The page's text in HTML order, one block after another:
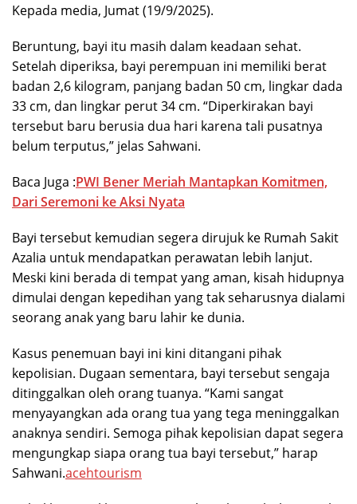
Kepada media, Jumat (19/9/2025).
Beruntung, bayi itu masih dalam keadaan sehat.
Setelah diperiksa, bayi perempuan ini memiliki berat
badan 2,6 kilogram, panjang badan 50 cm, lingkar dada
33 cm, dan lingkar perut 34 cm. “Diperkirakan bayi
tersebut baru berusia dua hari karena tali pusatnya
belum terputus,” jelas Sahwani.
Baca Juga :PWI Bener Meriah Mantapkan Komitmen,
Dari Seremoni ke Aksi Nyata
Bayi tersebut kemudian segera dirujuk ke Rumah Sakit
Azalia untuk mendapatkan perawatan lebih lanjut.
Meski kini berada di tempat yang aman, kisah hidupnya
dimulai dengan kepedihan yang tak seharusnya dialami
seorang anak yang baru lahir ke dunia.
Kasus penemuan bayi ini kini ditangani pihak
kepolisian. Dugaan sementara, bayi tersebut sengaja
ditinggalkan oleh orang tuanya. “Kami sangat
menyayangkan ada orang tua yang tega meninggalkan
anaknya sendiri. Semoga pihak kepolisian dapat segera
mengungkap siapa orang tua bayi tersebut,” harap
Sahwani.acehtourism